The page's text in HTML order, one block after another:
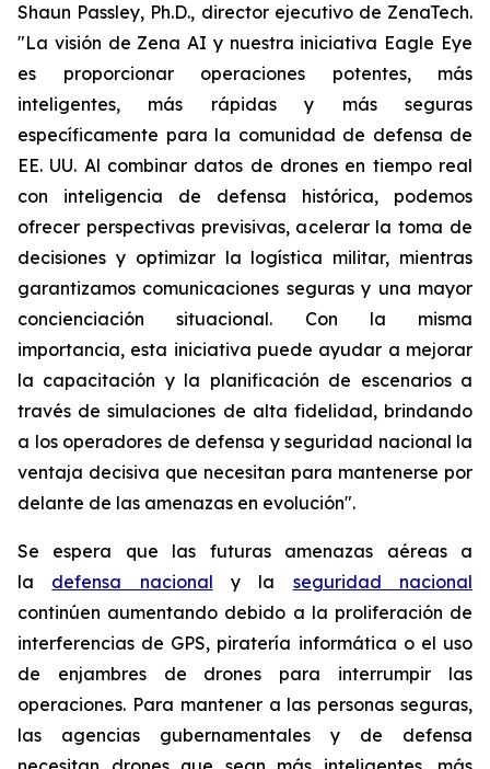
Shaun Passley, Ph.D., director ejecutivo de ZenaTech.
"La visión de Zena AI y nuestra iniciativa Eagle Eye
es proporcionar operaciones potentes, más
inteligentes, más rápidas y más seguras
específicamente para la comunidad de defensa de
EE. UU. Al combinar datos de drones en tiempo real
con inteligencia de defensa histórica, podemos
ofrecer perspectivas previsivas, acelerar la toma de
decisiones y optimizar la logística militar, mientras
garantizamos comunicaciones seguras y una mayor
concienciación situacional. Con la misma
importancia, esta iniciativa puede ayudar a mejorar
la capacitación y la planificación de escenarios a
través de simulaciones de alta fidelidad, brindando
a los operadores de defensa y seguridad nacional la
ventaja decisiva que necesitan para mantenerse por
delante de las amenazas en evolución".
Se espera que las futuras amenazas aéreas a
la defensa nacional y la seguridad nacional
continúen aumentando debido a la proliferación de
interferencias de GPS, piratería informática o el uso
de enjambres de drones para interrumpir las
operaciones. Para mantener a las personas seguras,
las agencias gubernamentales y de defensa